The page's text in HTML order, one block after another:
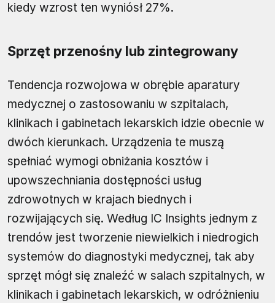
kiedy wzrost ten wyniósł 27%.
Sprzęt przenośny lub zintegrowany
Tendencja rozwojowa w obrębie aparatury
medycznej o zastosowaniu w szpitalach,
klinikach i gabinetach lekarskich idzie obecnie w
dwóch kierunkach. Urządzenia te muszą
spełniać wymogi obniżania kosztów i
upowszechniania dostępności usług
zdrowotnych w krajach biednych i
rozwijających się. Według IC Insights jednym z
trendów jest tworzenie niewielkich i niedrogich
systemów do diagnostyki medycznej, tak aby
sprzęt mógł się znaleźć w salach szpitalnych, w
klinikach i gabinetach lekarskich, w odróżnieniu